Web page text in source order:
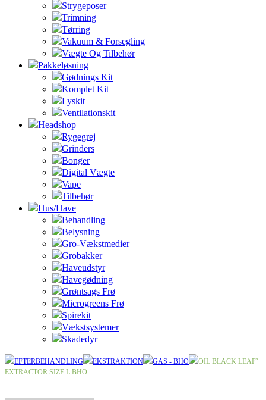
Strygeposer
Trimning
Tørring
Vakuum & Forsegling
Vægte Og Tilbehør
Pakkeløsning
Gødnings Kit
Komplet Kit
Lyskit
Ventilationskit
Headshop
Rygegrej
Grinders
Bonger
Digital Vægte
Vape
Tilbehør
Hus/Have
Behandling
Belysning
Gro-Vækstmedier
Grobakker
Haveudstyr
Havegødning
Grøntsags Frø
Microgreens Frø
Spirekit
Vækstsystemer
Skadedyr
EFTERBEHANDLING EKSTRAKTION GAS - BHO
OIL BLACK LEAF’
EXTRACTOR SIZE L BHO